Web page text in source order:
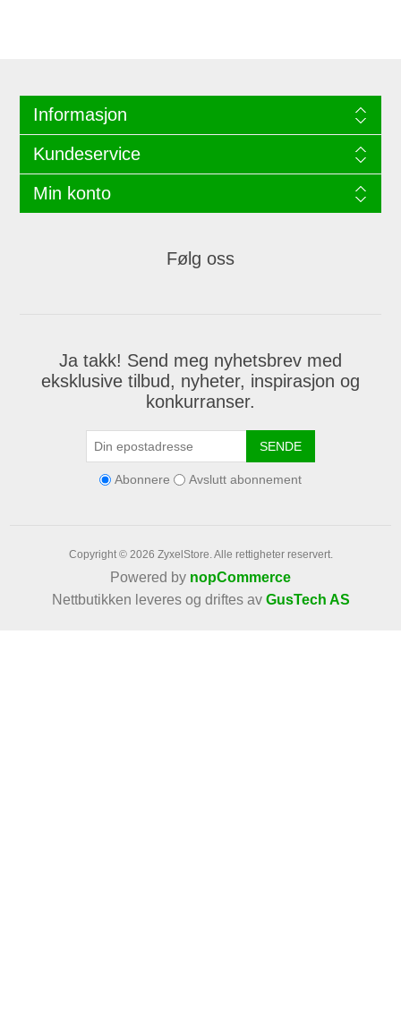
Informasjon
Kundeservice
Min konto
Følg oss
Ja takk! Send meg nyhetsbrev med
eksklusive tilbud, nyheter, inspirasjon og
konkurranser.
SENDE
Abonnere Avslutt abonnement
Copyright © 2026 ZyxelStore. Alle rettigheter reservert.
Powered by nopCommerce
Nettbutikken leveres og driftes av GusTech AS